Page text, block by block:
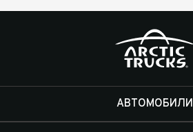
АВТОМОБИЛИ